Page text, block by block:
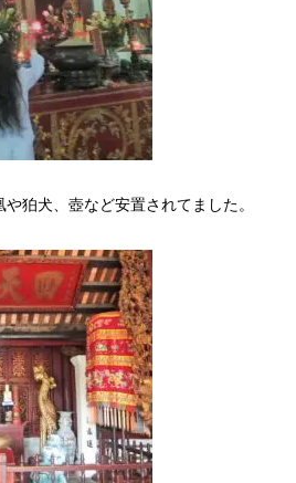
狛犬、壺など安置されてました。